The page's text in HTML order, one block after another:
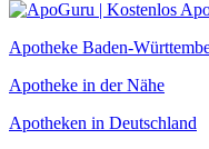
Apotheke Baden-
Apotheke in der Nähe
Apotheken in Deutschland